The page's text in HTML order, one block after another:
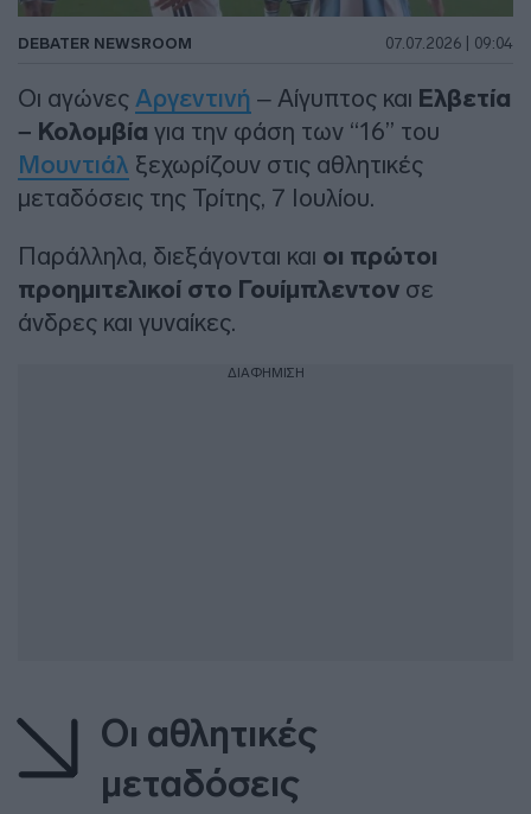
DEBATER NEWSROOM 07.07.2026 | 09:04
Οι αγώνες Αργεντινή – Αίγυπτος και Ελβετία
– Κολομβία για την φάση των “16” του
Μουντιάλ ξεχωρίζουν στις αθλητικές
μεταδόσεις της Τρίτης, 7 Ιουλίου.
Παράλληλα, διεξάγονται και οι πρώτοι
προημιτελικοί στο Γουίμπλεντον σε
άνδρες και γυναίκες.
ΔΙΑΦΗΜΙΣΗ
Οι αθλητικές
μεταδόσεις